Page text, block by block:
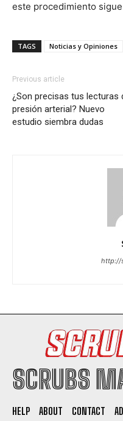
este procedimiento
TAGS Noticias y Opiniones
Previous article
¿Son precisas tus lecturas
presión arterial? Nuevo
estudio siembra dudas
http://
SCRUBS
HELP ABOUT CONTACT